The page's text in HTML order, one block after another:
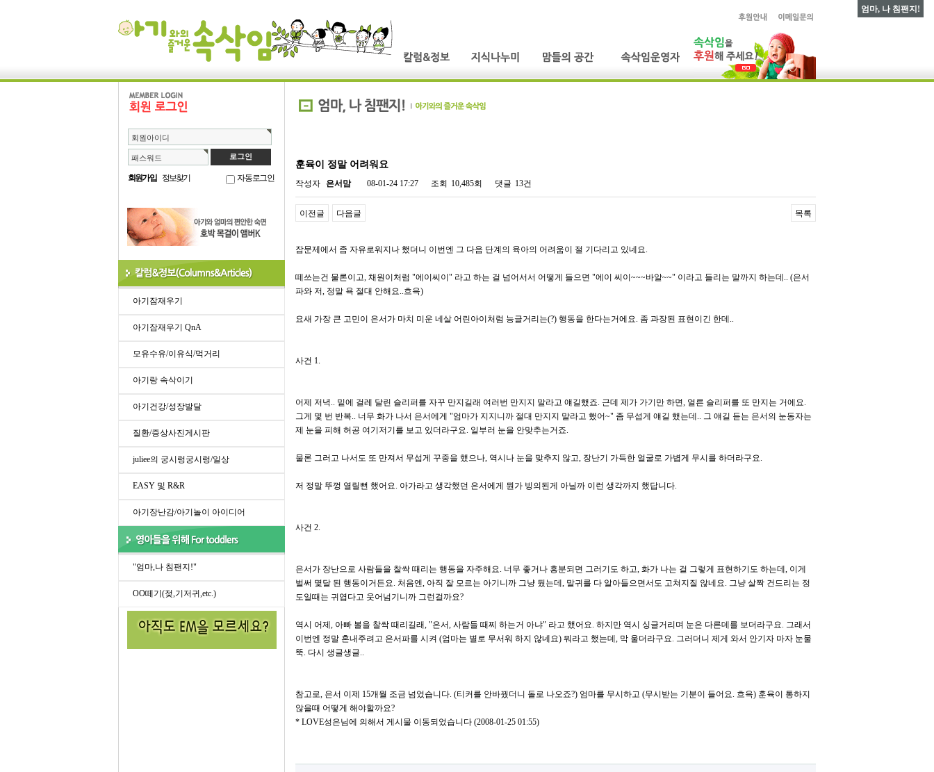
회원아이디
패스워드
회원가입 정보찾기 자동로그인
아기잠재우기
아기잠재우기 QnA
모유수유/이유식/먹거리
아기랑 속삭이기
아기건강/성장발달
질환/증상사진게시판
juliee의 궁시렁궁시렁/일상
EASY 및 R&R
아기장난감/아기놀이 아이디어
"엄마,나 침팬지!"
OO떼기(젖,기저귀,etc.)
엄마, 나 침팬지!
훈육이 정말 어려워요
작성자 은서맘 08-01-24 17:27 조회 10,485회 댓글 13건
이전글 다음글 목록
잠문제에서 좀 자유로워지나 했더니 이번엔 그 다음 단계의 육아의 어려움이 절 기다리고 있네요.
떼쓰는건 물론이고, 채원이처럼 "에이씨이" 라고 하는 걸 넘어서서 어떻게 들으면 "에이 씨이~~~바알~~" 이라고 들리는 말까지 하는데.. (은서
파와 저, 정말 욕 절대 안해요..흐윽)
요새 가장 큰 고민이 은서가 마치 미운 네살 어린아이처럼 능글거리는(?) 행동을 한다는거에요. 좀 과장된 표현이긴 한데..
사건 1.
어제 저녁.. 밑에 걸레 달린 슬리퍼를 자꾸 만지길래 여러번 만지지 말라고 얘길했죠. 근데 제가 가기만 하면, 얼른 슬리퍼를 또 만지는 거에요.
그게 몇 번 반복.. 너무 화가 나서 은서에게 "엄마가 지지니까 절대 만지지 말라고 했어~" 좀 무섭게 얘길 했는데.. 그 얘길 듣는 은서의 눈동자는
제 눈을 피해 허공 여기저기를 보고 있더라구요. 일부러 눈을 안맞추는거죠.
물론 그러고 나서도 또 만져서 무섭게 꾸중을 했으나, 역시나 눈을 맞추지 않고, 장난기 가득한 얼굴로 가볍게 무시를 하더라구요.
저 정말 뚜껑 열릴뻔 했어요. 아가라고 생각했던 은서에게 뭔가 빙의된게 아닐까 이런 생각까지 했답니다.
사건 2.
은서가 장난으로 사람들을 찰싹 때리는 행동을 자주해요. 너무 좋거나 흥분되면 그러기도 하고, 화가 나는 걸 그렇게 표현하기도 하는데, 이게
벌써 몇달 된 행동이거든요. 처음엔, 아직 잘 모르는 아기니까 그냥 뒀는데, 말귀를 다 알아들으면서도 고쳐지질 않네요. 그냥 살짝 건드리는 정
도일때는 귀엽다고 웃어넘기니까 그런걸까요?
역시 어제, 아빠 볼을 찰싹 때리길래, "은서, 사람들 때찌 하는거 아냐" 라고 했어요. 하지만 역시 싱글거리며 눈은 다른데를 보더라구요. 그래서
이번엔 정말 혼내주려고 은서파를 시켜 (엄마는 별로 무서워 하지 않네요) 뭐라고 했는데, 막 울더라구요. 그러더니 제게 와서 안기자 마자 눈물
뚝. 다시 생글생글..
참고로, 은서 이제 15개월 조금 넘었습니다. (티커를 안바꿨더니 돌로 나오죠?) 엄마를 무시하고 (무시받는 기분이 들어요. 흐윽) 훈육이 통하지
않을때 어떻게 해야할까요?
* LOVE성은님에 의해서 게시물 이동되었습니다 (2008-01-25 01:55)